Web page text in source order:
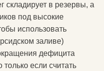
складирует в резервы, а
под высокие
использовать
заливе)
дефицита
если считать